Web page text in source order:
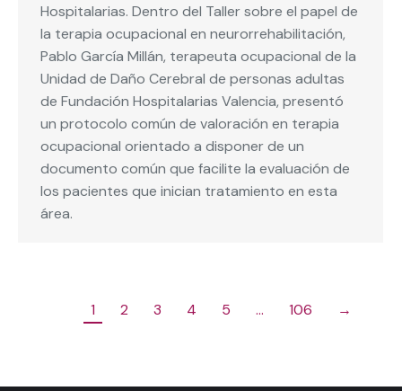
Hospitalarias. Dentro del Taller sobre el papel de
la terapia ocupacional en neurorrehabilitación,
Pablo García Millán, terapeuta ocupacional de la
Unidad de Daño Cerebral de personas adultas
de Fundación Hospitalarias Valencia, presentó
un protocolo común de valoración en terapia
ocupacional orientado a disponer de un
documento común que facilite la evaluación de
los pacientes que inician tratamiento en esta
área.
1 2 3 4 5 … 106 →